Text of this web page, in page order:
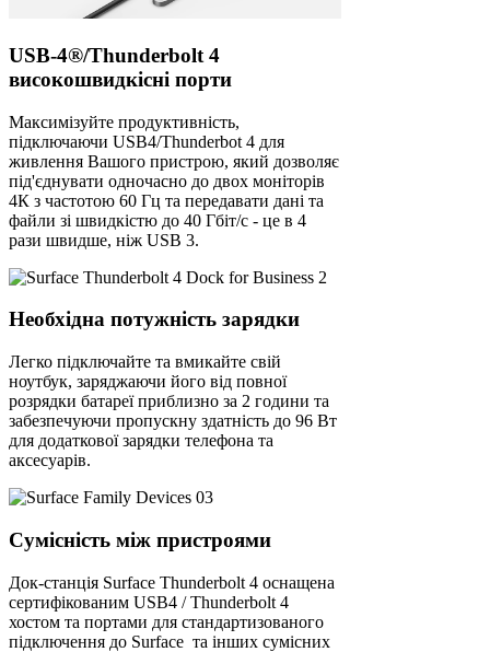
USB-4®/Thunderbolt 4
високошвидкісні порти
Максимізуйте продуктивність,
підключаючи USB4/Thunderbot 4 для
живлення Вашого пристрою, який дозволяє
під'єднувати одночасно до двох моніторів
4К з частотою 60 Гц та передавати дані та
файли зі швидкістю до 40 Гбіт/с - це в 4
рази швидше, ніж USB 3.
Необхідна потужність зарядки
Легко підключайте та вмикайте свій
ноутбук, заряджаючи його від повної
розрядки батареї приблизно за 2 години та
забезпечуючи пропускну здатність до 96 Вт
для додаткової зарядки телефона та
аксесуарів.
Сумісність між пристроями
Док-станція Surface Thunderbolt 4 оснащена
сертифікованим USB4 / Thunderbolt 4
хостом та портами для стандартизованого
підключення до Surface та інших сумісних